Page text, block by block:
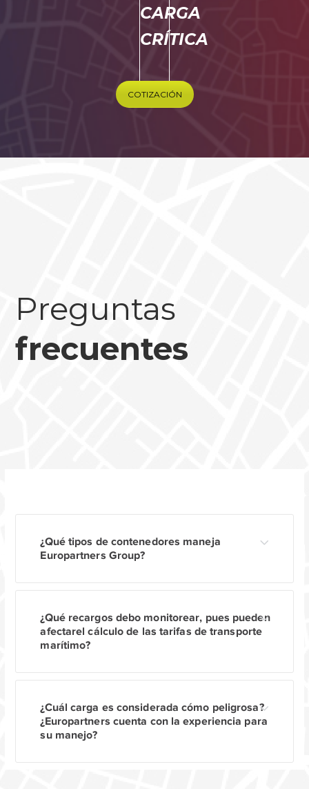
CARGA
CRÍTICA
COTIZACIÓN
Preguntas
frecuentes
¿Qué tipos de contenedores maneja
Europartners Group?
¿Qué recargos debo monitorear, pues pueden
afectarel cálculo de las tarifas de transporte
marítimo?
¿Cuál carga es considerada cómo peligrosa?
¿Europartners cuenta con la experiencia para
su manejo?